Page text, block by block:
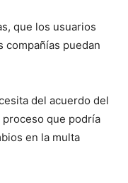
que los usuarios
compañías puedan
del acuerdo del
que podría
en la multa